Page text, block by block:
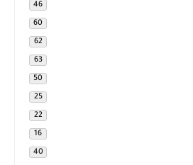
46
60
62
63
50
25
22
16
40